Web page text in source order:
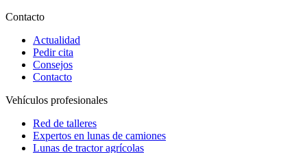
Contacto
Actualidad
Pedir cita
Consejos
Contacto
Vehículos profesionales
Red de talleres
Expertos en lunas de camiones
Lunas de tractor agrícolas